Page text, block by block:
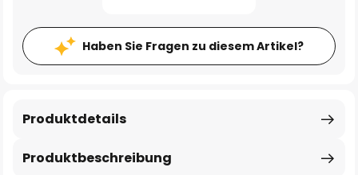
Haben Sie Fragen zu diesem Artikel?
Produktbeschreibung
Produktdetails